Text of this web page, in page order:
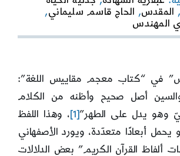
كتجلٍّ
في
في
الإسلام
, المقدس, الحاج قاسم سليماني,
المهندس
في “كتاب معجم مقاييس اللغة”:
والسين أصل صحيح وأظنه من الكلام
وهو يدل على الطهر”[1] ، وهذا اللفظ
يحمل أبعادًا متعدّدة، ويورد الأصفهاني
ألفاظ القرآن الكريم” بعض الدلالات